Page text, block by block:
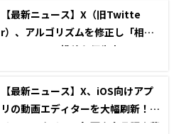
【最新ニュース】X（旧Twitte
r）、アルゴリズムを修正し「相互
フォロー」の投稿を優先表示へ
【最新ニュース】X、iOS向けアプ
リの動画エディターを大幅刷新！グ
リーンスクリーン録画や多言語字幕